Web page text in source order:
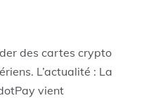
des cartes crypto
L’actualité : La
vient